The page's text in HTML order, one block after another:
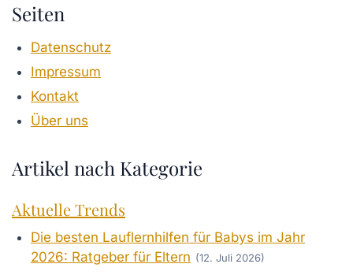
Seiten
Datenschutz
Impressum
Kontakt
Über uns
Artikel nach Kategorie
Aktuelle Trends
Die besten Lauflernhilfen für Babys im Jahr
2026: Ratgeber für Eltern (12. Juli 2026)